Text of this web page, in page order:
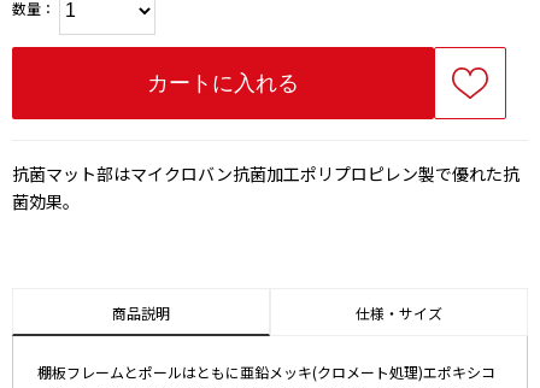
数量：
抗菌マット部はマイクロバン抗菌加工ポリプロピレン製で優れた抗
菌効果。
商品説明 仕様・サイズ
棚板フレームとポールはともに亜鉛メッキ(クロメート処理)エポキシコ